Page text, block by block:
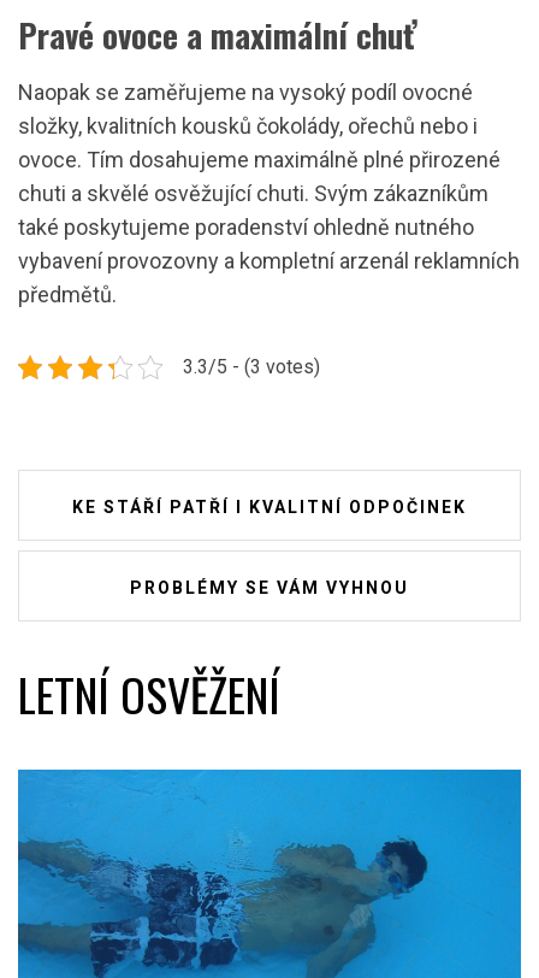
Pravé ovoce a maximální chuť
Naopak se zaměřujeme na vysoký podíl ovocné
složky, kvalitních kousků čokolády, ořechů nebo i
ovoce. Tím dosahujeme maximálně plné přirozené
chuti a skvělé osvěžující chuti. Svým zákazníkům
také poskytujeme poradenství ohledně nutného
vybavení provozovny a kompletní arzenál reklamních
předmětů.
3.3/5 - (3 votes)
Navigace
pro
příspěvek
KE STÁŘÍ PATŘÍ I KVALITNÍ ODPOČINEK
PROBLÉMY SE VÁM VYHNOU
LETNÍ OSVĚŽENÍ